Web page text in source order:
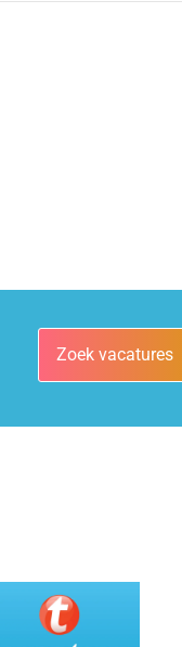
Zoek vacatures